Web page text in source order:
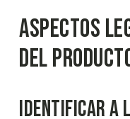
Aspectos
del
Identificar a